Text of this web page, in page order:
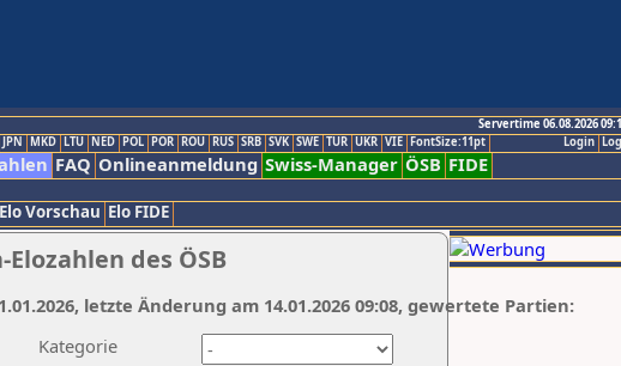
Servertime 06.08.2026
Login
JPN MKD LTU NED POL POR ROU RUS SRB SVK SWE TUR UKR VIE FontSize:11pt
FAQ Onlineanmeldung Swiss-Manager ÖSB FIDE
Elo Vorschau Elo FIDE
des ÖSB
Kategorie
letzte Änderung am 14.01.2026 09:08, gewertete Partien: